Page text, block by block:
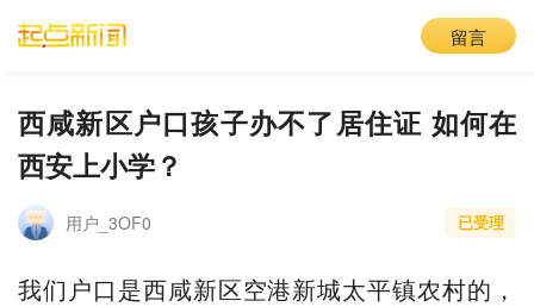
留言
西咸新区户口孩子办不了居住证 如何在
西安上小学？
用户_3OF0 已受理
我们户口是西咸新区空港新城太平镇农村的，